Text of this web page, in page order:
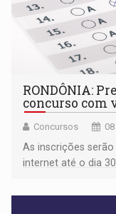
RONDÔNIA:
concurso com
Concursos
As inscrições
internet até o dia